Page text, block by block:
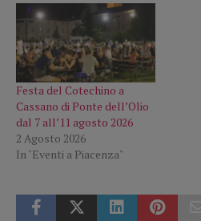
Festa del Cotechino a
Cassano di Ponte dell’Olio
dal 7 all’11 agosto 2026
2 Agosto 2026
In "Eventi a Piacenza"